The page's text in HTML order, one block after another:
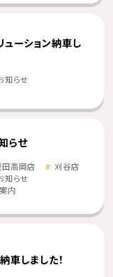
ーション納車し
知らせ
らせ
田高岡店
刈谷店
知らせ
内
車しました！